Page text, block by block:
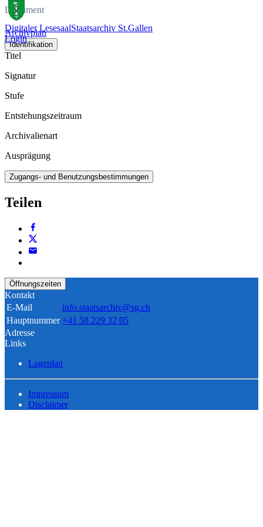
Digitaler LesesaalStaatsarchiv St.Gallen
Login
Dokument
Archivplan
Identifikation
Titel
Signatur
Stufe
Entstehungszeitraum
Archivalienart
Ausprägung
Zugangs- und Benutzungsbestimmungen
Teilen
Öffnungszeiten
Kontakt
E-Mail
info.staatsarchiv@sg.ch
Hauptnummer +41 58 229 32 05
Adresse
Links
Lageplan
Impressum
Disclaimer